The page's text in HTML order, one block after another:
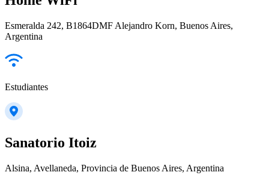
Esmeralda 242, B1864DMF Alejandro Korn, Buenos Aires,
Argentina
Estudiantes
Sanatorio Itoiz
Alsina, Avellaneda, Provincia de Buenos Aires, Argentina